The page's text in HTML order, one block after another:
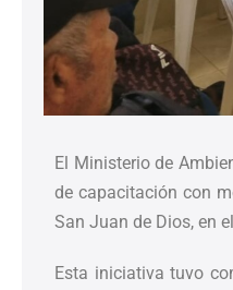
El Ministerio de
de capacitación con
San Juan de Dios, en
Esta iniciativa tuvo